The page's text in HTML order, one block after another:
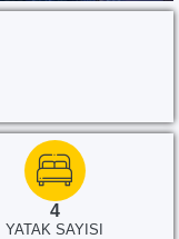
4
YATAK SAYISI